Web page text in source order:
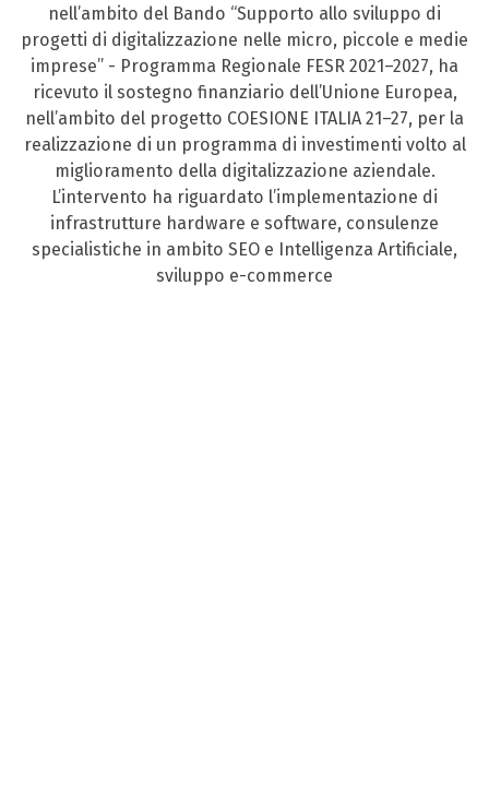
nell’ambito del Bando “Supporto allo sviluppo di
progetti di digitalizzazione nelle micro, piccole e medie
imprese” - Programma Regionale FESR 2021–2027, ha
ricevuto il sostegno finanziario dell’Unione Europea,
nell’ambito del progetto COESIONE ITALIA 21–27, per la
realizzazione di un programma di investimenti volto al
miglioramento della digitalizzazione aziendale.
L’intervento ha riguardato l’implementazione di
infrastrutture hardware e software, consulenze
specialistiche in ambito SEO e Intelligenza Artificiale,
sviluppo e-commerce